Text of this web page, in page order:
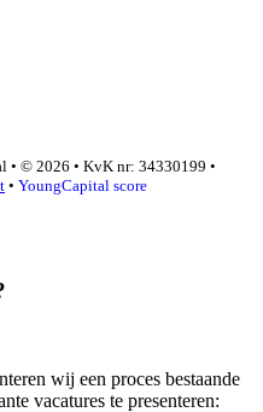
• © 2026 • KvK nr: 34330199 •
• YoungCapital score
wij een proces bestaande
vacatures te presenteren: